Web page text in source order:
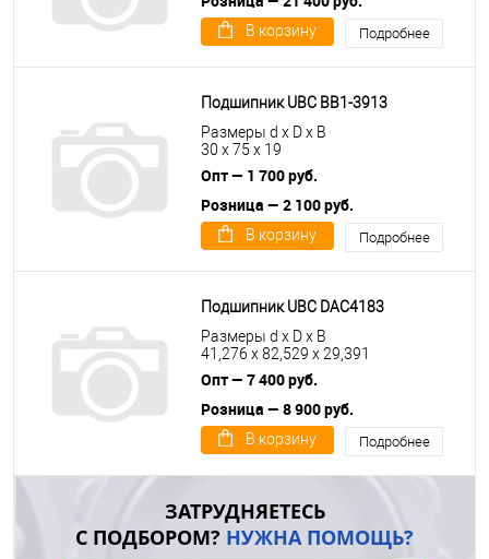
В корзину Подробнее
Подшипник UBC BB1-3913
Размеры d x D x B
30 x 75 x 19
Опт — 1 700 руб.
Розница — 2 100 руб.
В корзину Подробнее
Подшипник UBC DAC4183
Размеры d x D x B
41,276 x 82,529 x 29,391
Опт — 7 400 руб.
Розница — 8 900 руб.
В корзину Подробнее
ЗАТРУДНЯЕТЕСЬ
С ПОДБОРОМ? НУЖНА ПОМОЩЬ?